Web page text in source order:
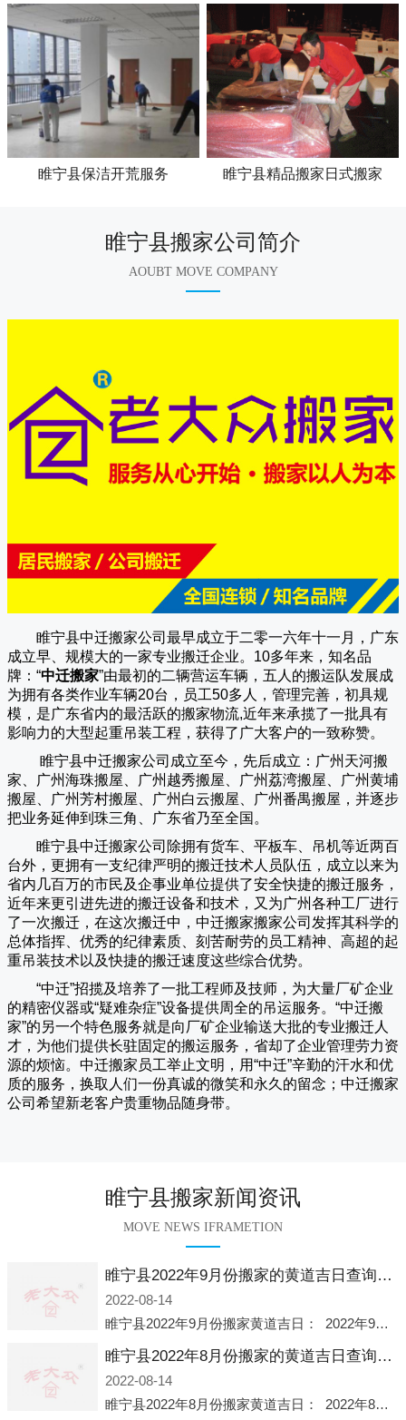
睢宁县保洁开荒服务 睢宁县精品搬家日式搬家
睢宁县搬家公司简介
AOUBT MOVE COMPANY
睢宁县中迁搬家公司 最早成立于二零一六年十一月，广东
成立早、规模大的一家专业搬迁企业。10多年来，知名品
牌：“中迁搬家”由最初的二辆营运车辆，五人的搬运队发展成
为拥有各类作业车辆20台，员工50多人，管理完善，初具规
模，是广东省内的最活跃的搬家物流,近年来承揽了一批具有
影响力的大型起重吊装工程，获得了广大客户的一致称赞。
睢宁县中迁搬家公司成立至今，先后成立：广州天河搬
家、广州海珠搬屋、广州越秀搬屋、广州荔湾搬屋、广州黄埔
搬屋、广州芳村搬屋、广州白云搬屋、广州番禺搬屋，并逐步
把业务延伸到珠三角、广东省乃至全国。
睢宁县中迁搬家公司除拥有货车、平板车、吊机等近两百
台外，更拥有一支纪律严明的搬迁技术人员队伍，成立以来为
省内几百万的市民及企事业单位提供了安全快捷的搬迁服务，
近年来更引进先进的搬迁设备和技术，又为广州各种工厂进行
了一次搬迁，在这次搬迁中， 中迁搬家搬家公司发挥其科学的
总体指挥、优秀的纪律素质、刻苦耐劳的员工精神、高超的起
重吊装技术以及快捷的搬迁速度这些综合优势。
“中迁”招揽及培养了一批工程师及技师，为大量厂矿企业
的精密仪器或“疑难杂症”设备提供周全的吊运服务。“中迁搬
家”的另一个特色服务就是向厂矿企业输送大批的专业搬迁人
才，为他们提供长驻固定的搬运服务，省却了企业管理劳力资
源的烦恼。 中迁搬家员工举止文明，用“中迁”辛勤的汗水和优
质的服务，换取人们一份真诚的微笑和永久的留念； 中迁搬家
公司希望新老客户贵重物品随身带。
睢宁县搬家新闻资讯
MOVE NEWS IFRAMETION
睢宁县2022年9月份搬家的黄道吉日查询大全一览表哪天适合搬家好日子
2022-08-14
睢宁县2022年9月份搬家黄道吉日： 2022年9月6日 「星期二」 农历八月十一2022年9月12日 「星期一」 农历八月十七2022年9月16日 「星期五」 农历八月廿一2022年9月2
睢宁县2022年8月份搬家的黄道吉日查询大全一览表哪天适合搬家好日子
2022-08-14
睢宁县2022年8月份搬家黄道吉日： 2022年8月2日 「星期二」 农历七月初五2022年8月6日 「星期六」 农历七月初九2022年8月8日 「星期一」 农历七月十一2022年8月10日 「